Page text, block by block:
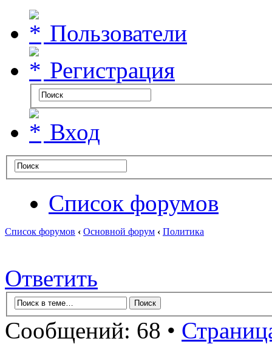
Пользователи
Регистрация
Вход
Список форумов
Список форумов ‹ Основной форум ‹ Политика
Ответить
Сообщений: 68 •